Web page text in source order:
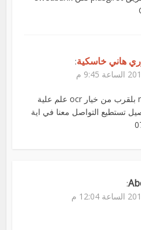
هاني خاسكية:
هناك خيار اسمهmeddelande بلقرب من خيار ocr علم علية
تستطيع التواصل معنا في اية
: